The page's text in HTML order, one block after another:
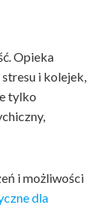
Opieka
i kolejek,
tylko
i możliwości
dla